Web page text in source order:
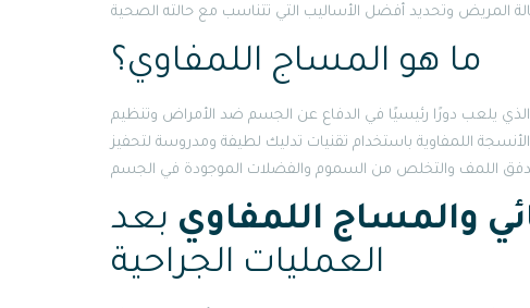
ما هو المساج اللمفاوي؟
يلعب دورًا رئيسيًا في الدفاع عن الجسم ضد الأمراض وتنظيم
اللمفاوية باستخدام تقنيات تدليك لطيفة ومدروسة لتحفيز
والمساج اللمفاوي بعد
العمليات الجراحية